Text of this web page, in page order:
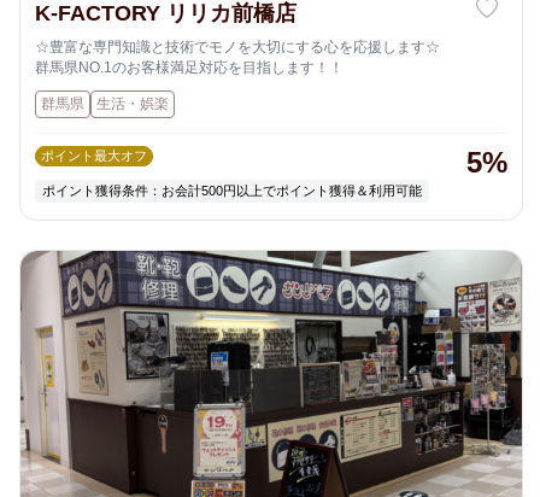
K-FACTORY リリカ前橋店
☆豊富な専門知識と技術でモノを大切にする心を応援します☆
群馬県NO.1のお客様満足対応を目指します！！
群馬県 生活・娯楽
ポイント最大オフ 5%
ポイント獲得条件：お会計500円以上でポイント獲得＆利用可能